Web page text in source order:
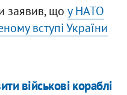
заявив, що у НАТО
вступі України
військові кораблі